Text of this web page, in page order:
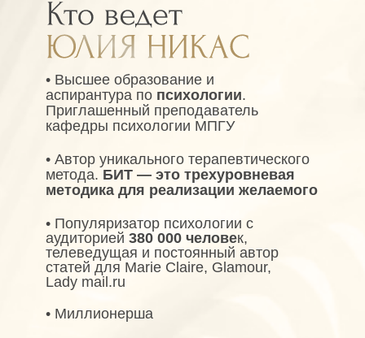
• Популяризатор психологии с
аудиторией 380 000 человек,
телеведущая и постоянный автор
статей для Marie Claire, Glamour,
Lady mail.ru
• Миллионерша
• Автор уникального терапевтического
метода. БИТ — это трехуровневая
методика для реализации желаемого
• Высшее образование и
аспирантура по психологии.
Приглашенный преподаватель
кафедры психологии МПГУ